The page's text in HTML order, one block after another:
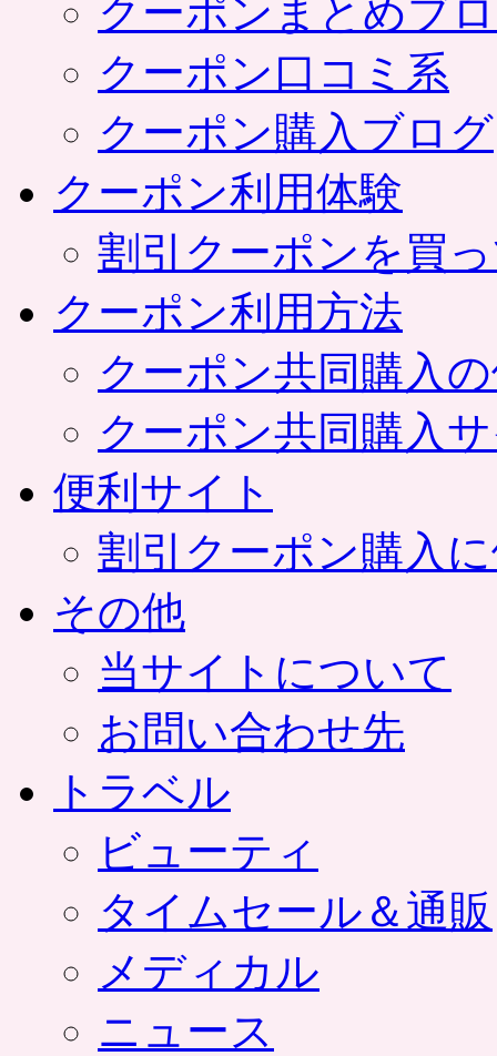
クーポンまとめブ
クーポン口コミ系
クーポン購入ブログ
クーポン利用体験
割引クーポンを買
クーポン利用方法
クーポン共同購入
クーポン共同購入
便利サイト
割引クーポン購入
その他
当サイトについて
お問い合わせ先
トラベル
ビューティ
タイムセール＆通販
メディカル
ニュース